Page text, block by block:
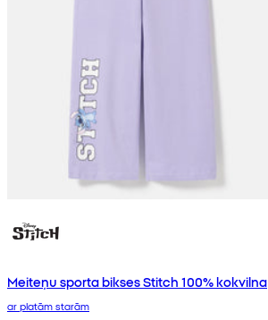
Meiteņu sporta bikses Stitch 100% kokvilna
ar platām starām